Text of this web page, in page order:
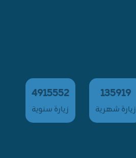
135919
زيارة شهرية
4915552
زيارة سنوية